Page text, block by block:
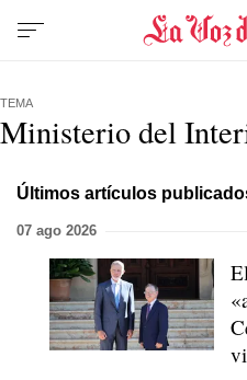
TEMA
Ministerio del
Últimos artículos
07 ago 2026